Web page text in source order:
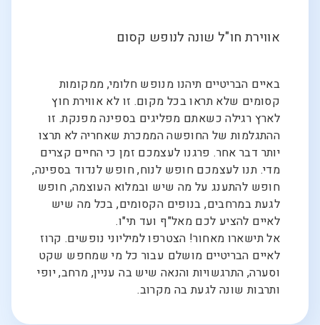
אווירת חו"ל שונה לנופש קסום
באיים הבריטיים תיהנו מנופש חלומי, ממקומות
קסומים שלא תראו בכל מקום. זו לא אווירת חוץ
לארץ רגילה כשאתם מפליגים בספינה מפנקת. זו
ההתגלמות של החופשה הממכרת שאחריה לא תרצו
יותר דבר אחר. פרגנו לעצמכם זמן כי החיים קצרים
מדי. תנו לעצמכם חופש לנוח, חופש לנדוד בספינה,
חופש להתענג על מה שיש ובמלוא העוצמה, חופש
לגעת במרחבים, בנופים הקסומים, בכל מה שיש
לאיים להציע לכם מאל"ף ועד תי"ו.
אל תישארו מאחור! הצטרפו למיליוני נופשים. קרוז
לאיים הבריטיים מושלם עבור כל מי שמחפש שקט
וסערה, התרגשויות והנאה שיש בה עניין, מרחב, יופי
ותרבות שונה לגעת בה מקרוב.